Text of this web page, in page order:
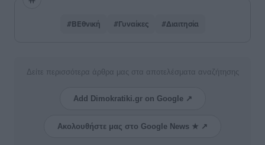
#ΒΕθνική #Γυναίκες #Διαιτησία
Δείτε περισσότερα άρθρα μας στα αποτελέσματα αναζήτησης
Add Dimokratiki.gr on Google ↗
Ακολουθήστε μας στο Google News ★ ↗